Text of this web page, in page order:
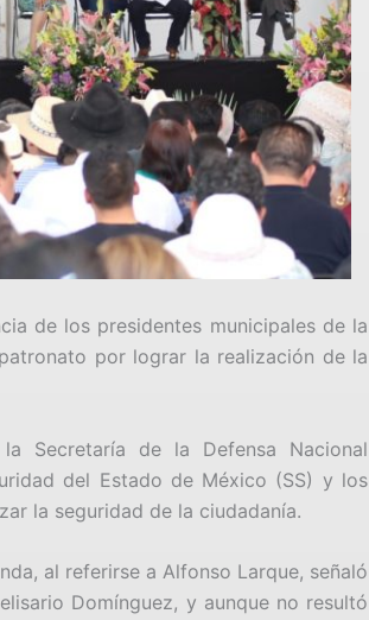
de los presidentes municipales de la
por lograr la realización de la
Secretaría de la Defensa Nacional
del Estado de México (SS) y los
la seguridad de la ciudadanía.
al referirse a Alfonso Larque, señaló
Domínguez, y aunque no resultó